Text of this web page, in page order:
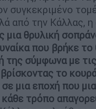
συγκεκριμένο
από την Κάλλας, η
μια θρυλική
που βρήκε
της σύμφωνα με τις
το
σε μια εποχή που
κάθε τρόπο